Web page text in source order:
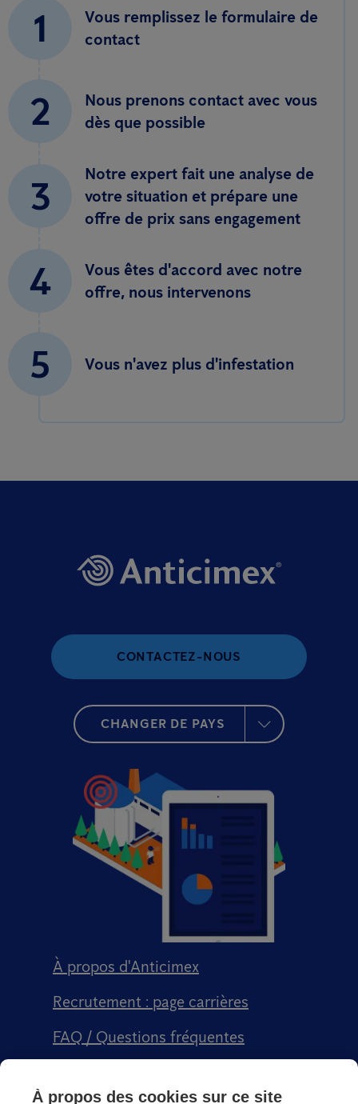
1
Vous remplissez le formulaire de
contact
2
Nous prenons contact avec vous
dès que possible
3
Notre expert fait une analyse de
votre situation et prépare une
offre de prix sans engagement
4
Vous êtes d'accord avec notre
offre, nous intervenons
5 Vous n'avez plus d'infestation
CONTACTEZ-NOUS
CHANGER DE PAYS
À propos d'Anticimex
Recrutement : page carrières
FAQ / Questions fréquentes
À propos des cookies sur ce site